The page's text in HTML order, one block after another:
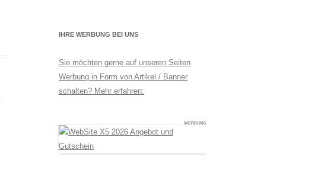
IHRE WERBUNG BEI UNS
Sie möchten gerne auf unseren Seiten
Werbung in Form von Artikel / Banner
schalten? Mehr erfahren:
WERBUNG